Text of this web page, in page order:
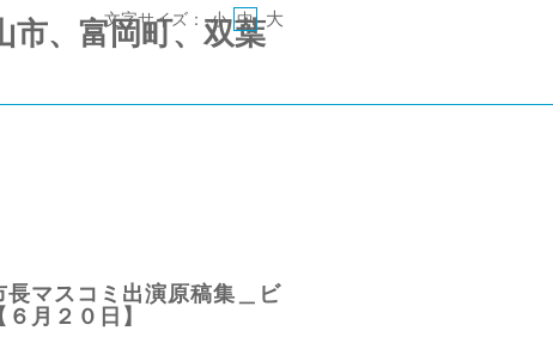
、富岡町、双葉
文字サイズ： 小 中 大
マスコミ出演原稿集＿ビ
月２０日】